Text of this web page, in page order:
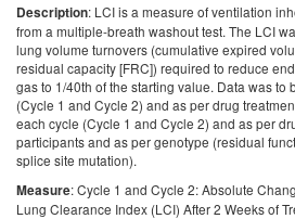
Description: LCI is a measure of ventilation
from a multiple-breath washout test. The LCI
lung volume turnovers (cumulative expired
residual capacity [FRC]) required to reduce
gas to 1/40th of the starting value. Data was to
(Cycle 1 and Cycle 2) and as per drug
each cycle (Cycle 1 and Cycle 2) and as per
participants and as per genotype (residual
splice site mutation).
Measure: Cycle 1 and Cycle 2: Absolute
Lung Clearance Index (LCI) After 2 Weeks of